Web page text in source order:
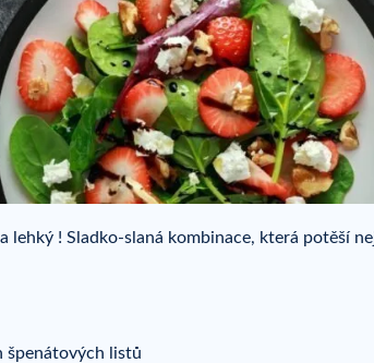
lehký ! Sladko-slaná kombinace, která potěší
špenátových listů